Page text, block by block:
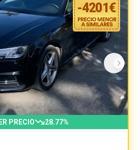
-4201€
PRECIO 28.77%